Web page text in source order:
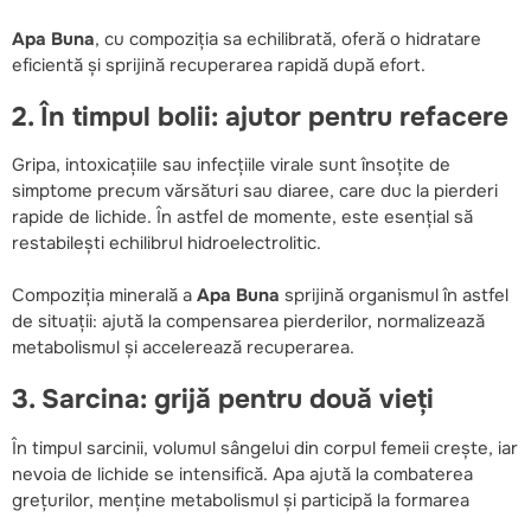
Apa Buna, cu compoziția sa echilibrată, oferă o hidratare
eficientă și sprijină recuperarea rapidă după efort.
2. În timpul bolii: ajutor pentru refacere
Gripa, intoxicațiile sau infecțiile virale sunt însoțite de
simptome precum vărsături sau diaree, care duc la pierderi
rapide de lichide. În astfel de momente, este esențial să
restabilești echilibrul hidroelectrolitic.
Compoziția minerală a Apa Buna sprijină organismul în astfel
de situații: ajută la compensarea pierderilor, normalizează
metabolismul și accelerează recuperarea.
3. Sarcina: grijă pentru două vieți
În timpul sarcinii, volumul sângelui din corpul femeii crește, iar
nevoia de lichide se intensifică. Apa ajută la combaterea
grețurilor, menține metabolismul și participă la formarea